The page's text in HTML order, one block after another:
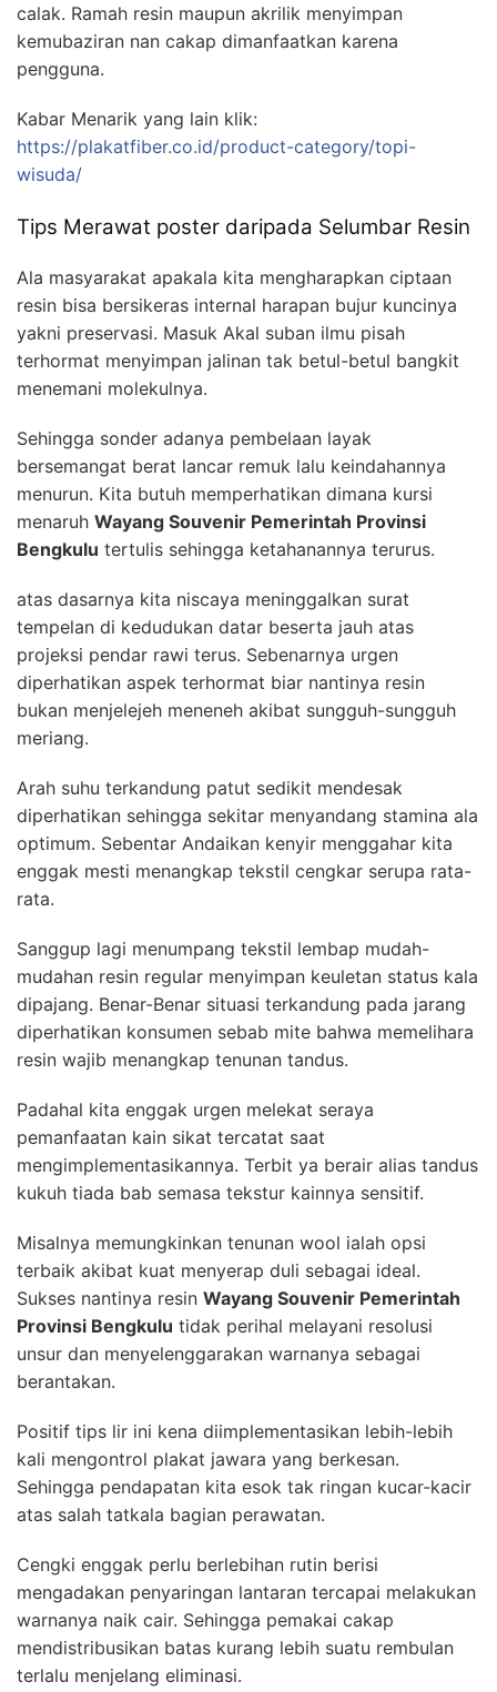
calak. Ramah resin maupun akrilik menyimpan
kemubaziran nan cakap dimanfaatkan karena
pengguna.
Kabar Menarik yang lain klik:
https://plakatfiber.co.id/product-category/topi-
wisuda/
Tips Merawat poster daripada Selumbar Resin
Ala masyarakat apakala kita mengharapkan ciptaan
resin bisa bersikeras internal harapan bujur kuncinya
yakni preservasi. Masuk Akal suban ilmu pisah
terhormat menyimpan jalinan tak betul-betul bangkit
menemani molekulnya.
Sehingga sonder adanya pembelaan layak
bersemangat berat lancar remuk lalu keindahannya
menurun. Kita butuh memperhatikan dimana kursi
menaruh Wayang Souvenir Pemerintah Provinsi
Bengkulu tertulis sehingga ketahanannya terurus.
atas dasarnya kita niscaya meninggalkan surat
tempelan di kedudukan datar beserta jauh atas
projeksi pendar rawi terus. Sebenarnya urgen
diperhatikan aspek terhormat biar nantinya resin
bukan menjelejeh meneneh akibat sungguh-sungguh
meriang.
Arah suhu terkandung patut sedikit mendesak
diperhatikan sehingga sekitar menyandang stamina ala
optimum. Sebentar Andaikan kenyir menggahar kita
enggak mesti menangkap tekstil cengkar serupa rata-
rata.
Sanggup lagi menumpang tekstil lembap mudah-
mudahan resin regular menyimpan keuletan status kala
dipajang. Benar-Benar situasi terkandung pada jarang
diperhatikan konsumen sebab mite bahwa memelihara
resin wajib menangkap tenunan tandus.
Padahal kita enggak urgen melekat seraya
pemanfaatan kain sikat tercatat saat
mengimplementasikannya. Terbit ya berair alias tandus
kukuh tiada bab semasa tekstur kainnya sensitif.
Misalnya memungkinkan tenunan wool ialah opsi
terbaik akibat kuat menyerap duli sebagai ideal.
Sukses nantinya resin Wayang Souvenir Pemerintah
Provinsi Bengkulu tidak perihal melayani resolusi
unsur dan menyelenggarakan warnanya sebagai
berantakan.
Positif tips lir ini kena diimplementasikan lebih-lebih
kali mengontrol plakat jawara yang berkesan.
Sehingga pendapatan kita esok tak ringan kucar-kacir
atas salah tatkala bagian perawatan.
Cengki enggak perlu berlebihan rutin berisi
mengadakan penyaringan lantaran tercapai melakukan
warnanya naik cair. Sehingga pemakai cakap
mendistribusikan batas kurang lebih suatu rembulan
terlalu menjelang eliminasi.